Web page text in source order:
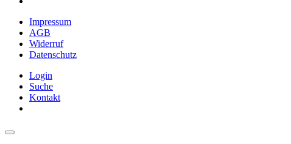
Impressum
AGB
Widerruf
Datenschutz
Login
Suche
Kontakt